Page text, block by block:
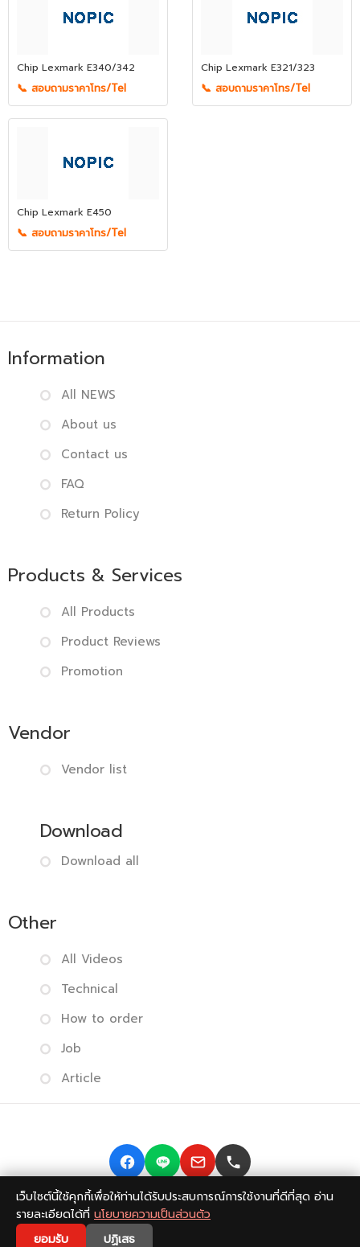
Chip Lexmark E340/342
📞 สอบถามราคาโทร/Tel
Chip Lexmark E321/323
📞 สอบถามราคาโทร/Tel
Chip Lexmark E450
📞 สอบถามราคาโทร/Tel
Information
All NEWS
About us
Contact us
FAQ
Return Policy
Products & Services
All Products
Product Reviews
Promotion
Vendor
Vendor list
Download
Download all
Other
All Videos
Technical
How to order
Job
Article
Copyright © 2014-2026 BISMONPRINT Co.,LTD
Privacy
policy|Return Policy
เว็บไซต์นี้ใช้คุกกี้เพื่อให้ท่านได้รับประสบการณ์การใช้งานที่ดีที่สุด อ่าน
รายละเอียดได้ที่ นโยบายความเป็นส่วนตัว
ยอมรับ
ปฏิเสธ